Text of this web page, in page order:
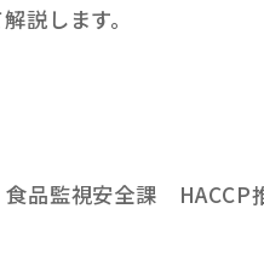
説します。
品監視安全課 HACCP